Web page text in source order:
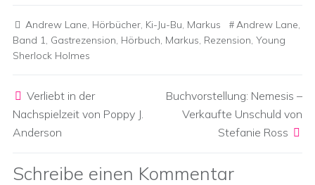
Andrew Lane, Hörbücher, Ki-Ju-Bu, Markus Andrew Lane,
Band 1, Gastrezension, Hörbuch, Markus, Rezension, Young
Sherlock Holmes
Verliebt in der
Nachspielzeit von Poppy J.
Anderson
Buchvorstellung: Nemesis –
Verkaufte Unschuld von
Stefanie Ross
Schreibe einen Kommentar